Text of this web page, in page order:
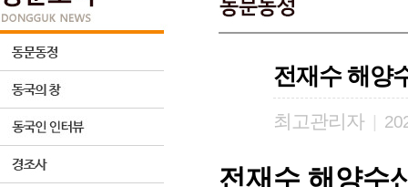
전재수 해양
최고관리자
전재수 해양수